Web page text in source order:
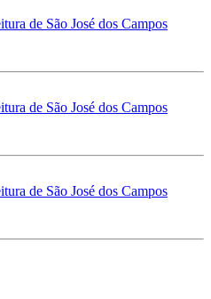
de São José dos Campos
de São José dos Campos
de São José dos Campos